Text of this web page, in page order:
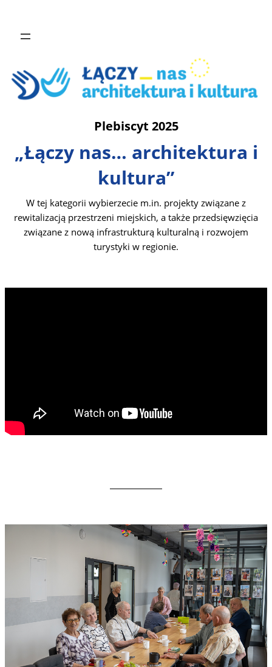
Plebiscyt 2025
„Łączy nas… architektura i
kultura”
W tej kategorii wybierzecie m.in. projekty związane z
rewitalizacją przestrzeni miejskich, a także przedsięwzięcia
związane z nową infrastrukturą kulturalną i rozwojem
turystyki w regionie.